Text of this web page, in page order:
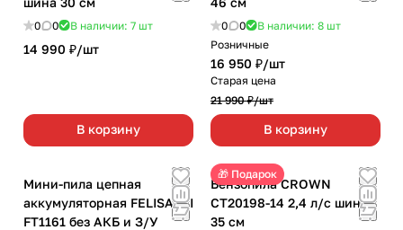
0 0 В наличии: 7 шт
14 990 ₽/шт
В корзину
0 0 В наличии: 8 шт
Розничные
16 950 ₽/шт
Старая цена
21 990 ₽/шт
В корзину
Мини-пила цепная
аккумуляторная FELISATTI
FT1161 без АКБ и З/У
🎁 Подарок
Бензопила CROWN
CT20198-14 2,4 л/с шина
35 см